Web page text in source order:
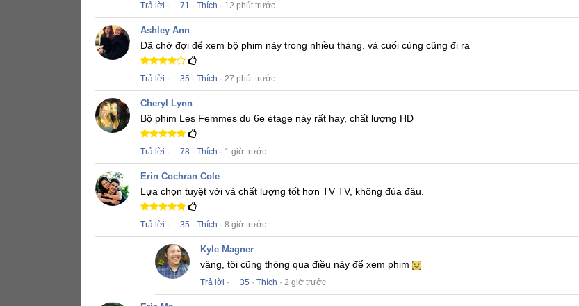
Trả lời · 71 · Thích · 12 phút trước
Ashley Ann
Đã chờ đợi để xem bộ phim này trong nhiều tháng. và cuối cùng cũng đi ra
Trả lời · 35 · Thích · 27 phút trước
Cheryl Lynn
Bộ phim Les Femmes du 6e étage này rất hay, chất lượng HD
Trả lời · 78 · Thích · 1 giờ trước
Erin Cochran Cole
Lựa chọn tuyệt vời và chất lượng tốt hơn TV TV, không đùa đâu.
Trả lời · 35 · Thích · 8 giờ trước
Kyle Magner
vâng, tôi cũng thông qua điều này để xem phim
Trả lời · 35 · Thích · 2 giờ trước